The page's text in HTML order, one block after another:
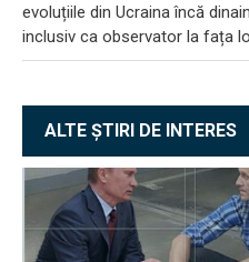
evoluțiile din Ucraina încă
inclusiv ca observator la fața
ALTE ȘTIRI DE INTERES